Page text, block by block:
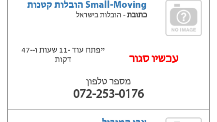
Small-Moving הובלות קטנות
כתובת- הובלות בישראל
‫עכשיו סגור
ייפתח עוד -11 שעות ‫ו--47
דקות
מספר טלפון
072-253-0176